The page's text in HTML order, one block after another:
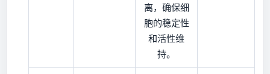
离，确保细
胞的稳定性
和活性维
持。